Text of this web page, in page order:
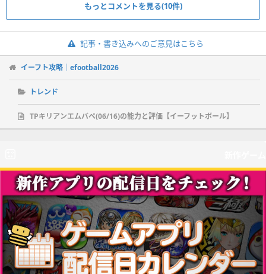
もっとコメントを見る(10件)
記事・書き込みへのご意見はこちら
イーフト攻略｜efootball2026
トレンド
TPキリアンエムバペ(06/16)の能力と評価【イーフットボール】